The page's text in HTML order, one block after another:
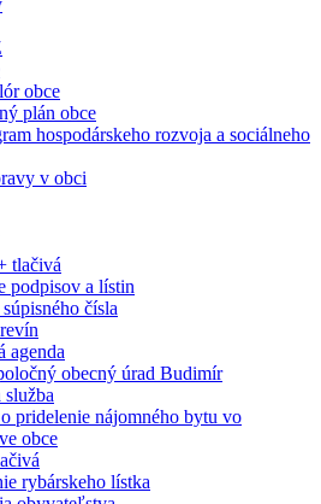
obce
plán obce
hospodárskeho rozvoja a sociálneho
v obci
tlačivá
podpisov a lístin
čísla
agenda
obecný úrad Budimír
služba
pridelenie nájomného bytu vo
obce
rybárskeho lístka